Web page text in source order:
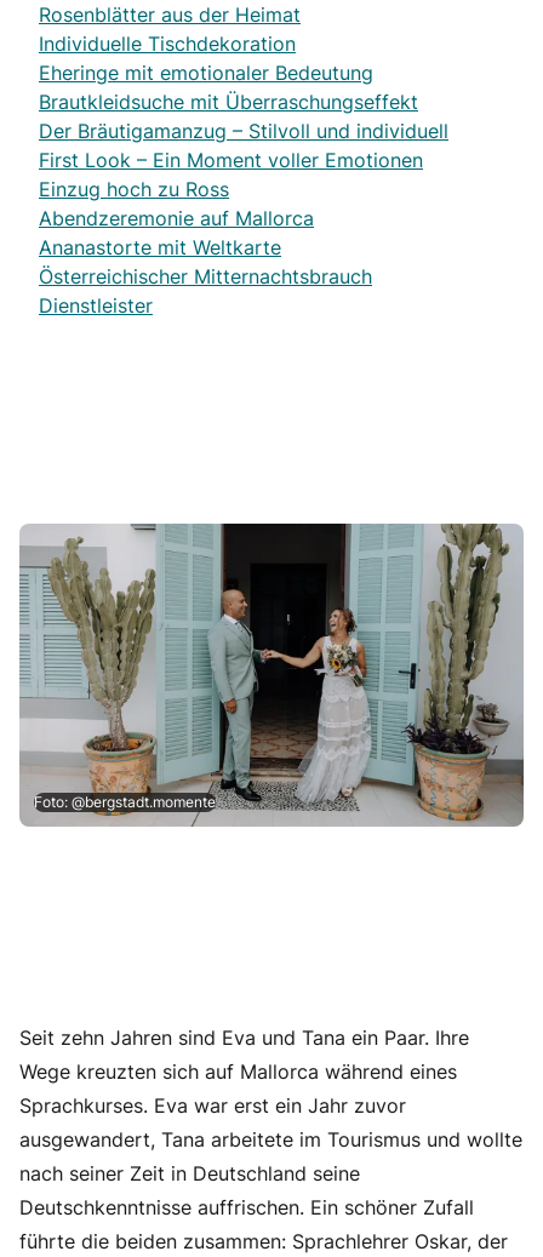
Rosenblätter aus der Heimat
Individuelle Tischdekoration
Eheringe mit emotionaler Bedeutung
Brautkleidsuche mit Überraschungseffekt
Der Bräutigamanzug – Stilvoll und individuell
First Look – Ein Moment voller Emotionen
Einzug hoch zu Ross
Abendzeremonie auf Mallorca
Ananastorte mit Weltkarte
Österreichischer Mitternachtsbrauch
Dienstleister
Foto: @bergstadt.momente
Seit zehn Jahren sind Eva und Tana ein Paar. Ihre
Wege kreuzten sich auf Mallorca während eines
Sprachkurses. Eva war erst ein Jahr zuvor
ausgewandert, Tana arbeitete im Tourismus und wollte
nach seiner Zeit in Deutschland seine
Deutschkenntnisse auffrischen. Ein schöner Zufall
führte die beiden zusammen: Sprachlehrer Oskar, der